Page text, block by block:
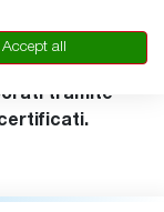
che i vostri
tramite
Accept all